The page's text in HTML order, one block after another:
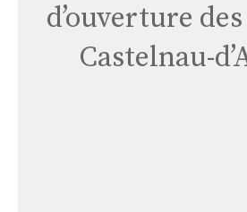
d’ouverture
Castelnau-